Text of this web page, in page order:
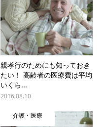
親孝行のためにも知っておき
たい！ 高齢者の医療費は平均
いくら...
2016.08.10
介護・医療